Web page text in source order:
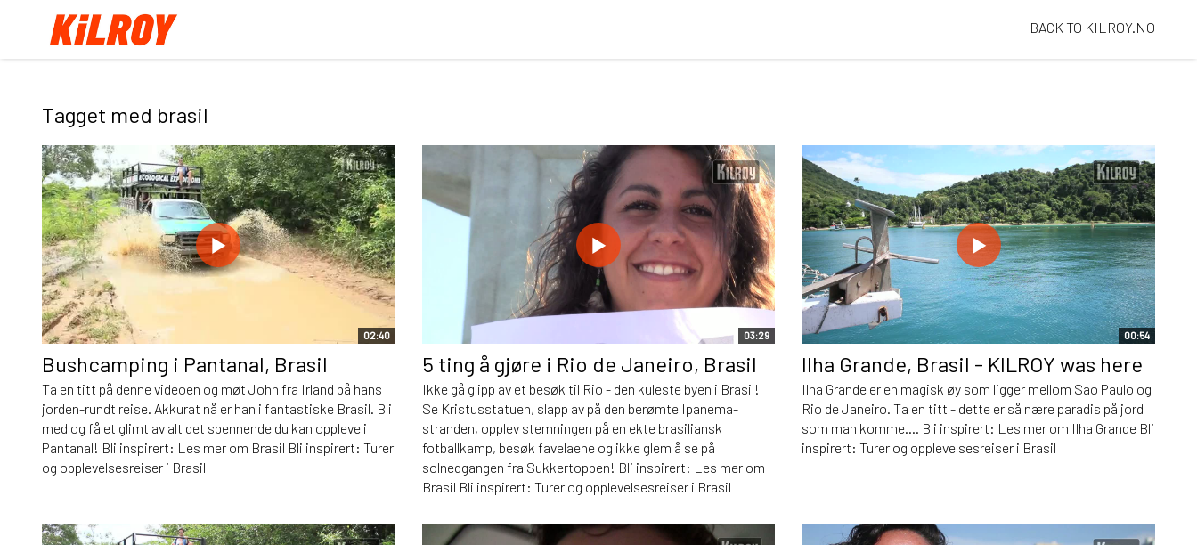
BACK TO KILROY.NO
Tagget med brasil
02:40
Bushcamping i Pantanal, Brasil
Ta en titt på denne videoen og møt John fra Irland på hans
jorden-rundt reise. Akkurat nå er han i fantastiske Brasil. Bli
med og få et glimt av alt det spennende du kan oppleve i
Pantanal! Bli inspirert: Les mer om Brasil Bli inspirert: Turer
og opplevelsesreiser i Brasil
03:29
5 ting å gjøre i Rio de Janeiro, Brasil
Ikke gå glipp av et besøk til Rio - den kuleste byen i Brasil!
Se Kristusstatuen, slapp av på den berømte Ipanema-
stranden, opplev stemningen på en ekte brasiliansk
fotballkamp, besøk favelaene og ikke glem å se på
solnedgangen fra Sukkertoppen! Bli inspirert: Les mer om
Brasil Bli inspirert: Turer og opplevelsesreiser i Brasil
00:54
Ilha Grande, Brasil - KILROY was here
Ilha Grande er en magisk øy som ligger mellom Sao Paulo og
Rio de Janeiro. Ta en titt - dette er så nære paradis på jord
som man komme.... Bli inspirert: Les mer om Ilha Grande Bli
inspirert: Turer og opplevelsesreiser i Brasil